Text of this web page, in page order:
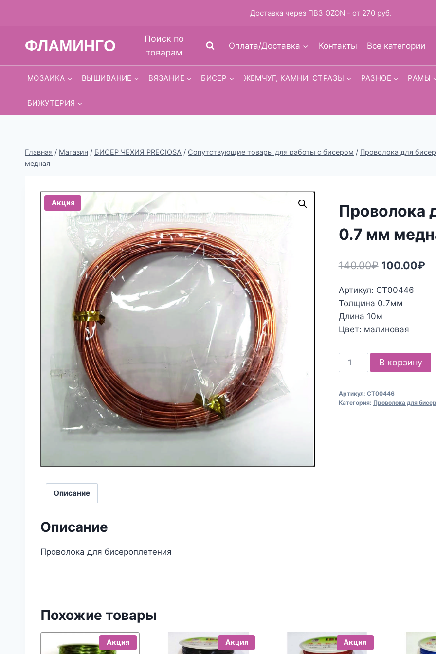
ФЛАМИНГО
Поиск по
товарам
Оплата/Доставка Контакты Все категории
МОЗАИКА ВЫШИВАНИЕ ВЯЗАНИЕ БИСЕР ЖЕМЧУГ, КАМНИ, СТРАЗЫ РАЗНОЕ РАМЫ
БИЖУТЕРИЯ
Главная / Магазин / БИСЕР ЧЕХИЯ PRECIOSA / Сопутствующие товары для работы с бисером / Проволока для
медная
Акция
Проволока
0.7 мм
140.00₽
составляла
140.00₽.
100.00₽
Артикул: СТ00446
Толщина 0.7мм
Длина 10м
Цвет: малиновая
Количество
товара
для
В корзину
Артикул: СТ00446
Категория: Проволока для
Описание
Описание
Проволока для бисероплетения
Похожие товары
Акция Акция Акция
Доставка через ПВЗ OZON - от 270 руб.